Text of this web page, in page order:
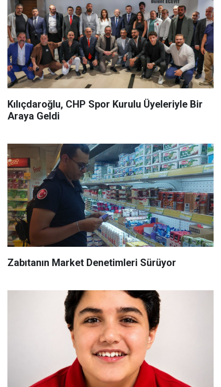
Kılıçdaroğlu, CHP Spor Kurulu Üyeleriyle Bir
Araya Geldi
Zabıtanın Market Denetimleri Sürüyor